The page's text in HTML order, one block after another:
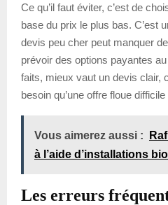
Ce qu’il faut éviter, c’est de
base du prix le plus bas. C’est
devis peu cher peut manquer
prévoir des options payantes
faits, mieux vaut un devis clair,
besoin qu’une offre floue
Vous aimerez aussi :
à l’aide d’installations
Les erreurs